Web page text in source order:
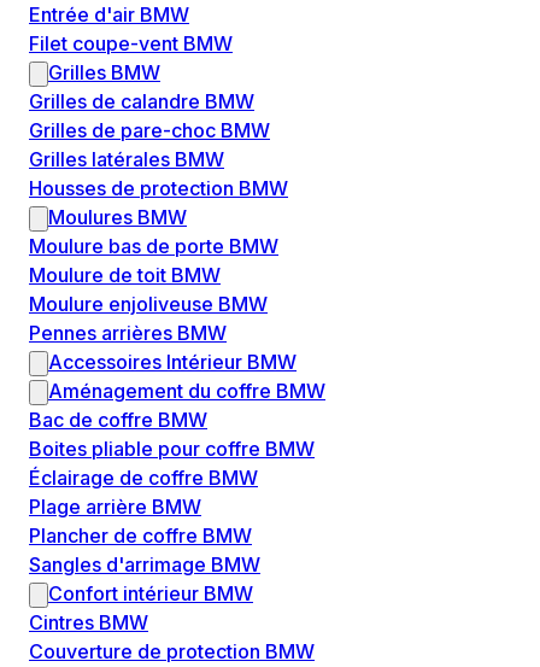
Entrée d'air BMW
Filet coupe-vent BMW
Grilles BMW
Grilles de calandre BMW
Grilles de pare-choc BMW
Grilles latérales BMW
Housses de protection BMW
Moulures BMW
Moulure bas de porte BMW
Moulure de toit BMW
Moulure enjoliveuse BMW
Pennes arrières BMW
Accessoires Intérieur BMW
Aménagement du coffre BMW
Bac de coffre BMW
Boites pliable pour coffre BMW
Éclairage de coffre BMW
Plage arrière BMW
Plancher de coffre BMW
Sangles d'arrimage BMW
Confort intérieur BMW
Cintres BMW
Couverture de protection BMW